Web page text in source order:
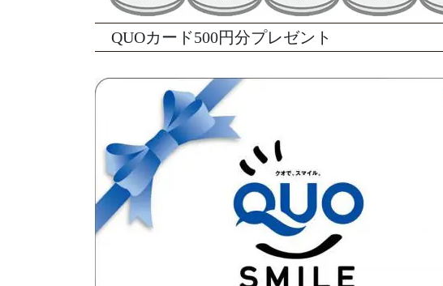
QUOカード500円分プレゼント